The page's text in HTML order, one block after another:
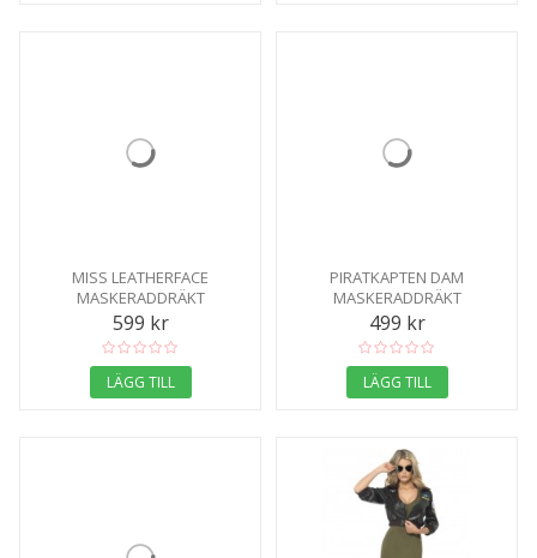
MISS LEATHERFACE
MASKERADDRÄKT
599 kr
LÄGG TILL
PIRATKAPTEN DAM
MASKERADDRÄKT
499 kr
LÄGG TILL